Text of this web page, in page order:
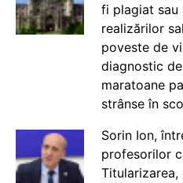
fi plagiat sau
realizărilor
poveste de
diagnostic
maratoane
strânse în
Sorin Ion,
profesorilor